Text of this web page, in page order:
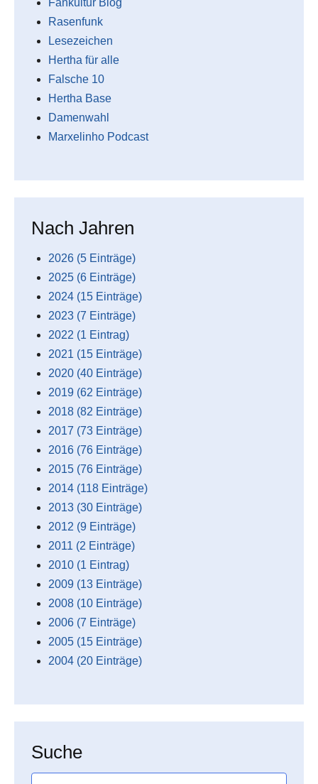
Fankultur Blog
Rasenfunk
Lesezeichen
Hertha für alle
Falsche 10
Hertha Base
Damenwahl
Marxelinho Podcast
Nach Jahren
2026 (5 Einträge)
2025 (6 Einträge)
2024 (15 Einträge)
2023 (7 Einträge)
2022 (1 Eintrag)
2021 (15 Einträge)
2020 (40 Einträge)
2019 (62 Einträge)
2018 (82 Einträge)
2017 (73 Einträge)
2016 (76 Einträge)
2015 (76 Einträge)
2014 (118 Einträge)
2013 (30 Einträge)
2012 (9 Einträge)
2011 (2 Einträge)
2010 (1 Eintrag)
2009 (13 Einträge)
2008 (10 Einträge)
2006 (7 Einträge)
2005 (15 Einträge)
2004 (20 Einträge)
Suche